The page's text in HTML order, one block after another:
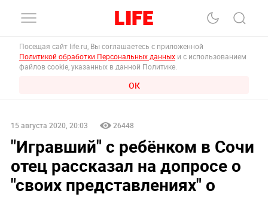
Посещая сайт life.ru, Вы соглашаетесь с приложенной
Политикой обработки Персональных данных и с использованием
файлов cookie, указанных в данной Политике.
ОК
15 августа 2020, 20:03 26448
"Игравший" с ребёнком в Сочи
отец рассказал на допросе о
"своих представлениях" о